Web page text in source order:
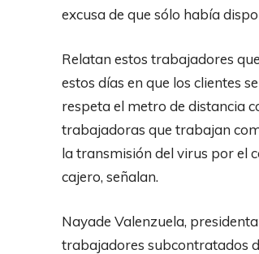
excusa de que sólo había
Relatan estos trabajadores
estos días en que los clientes
respeta el metro de distancia
trabajadoras que trabajan
la transmisión del virus por el
cajero, señalan.
Nayade Valenzuela,
trabajadores subcontratados